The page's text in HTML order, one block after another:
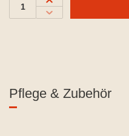
Produktgalerie überspringen
Pflege & Zubehör